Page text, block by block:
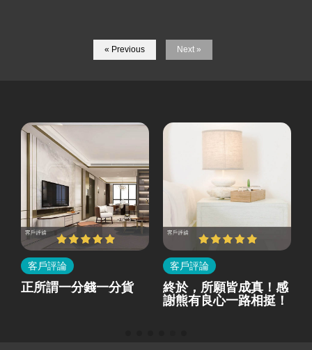
« Previous Next »
客戶評論
正所謂一分錢一分貨
客戶評論
終於，所願皆成真！感
謝熊有良心一路相挺！